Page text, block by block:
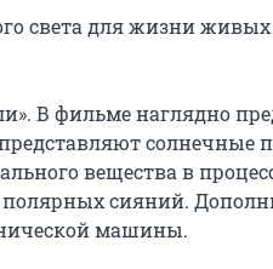
света для жизни
В фильме наглядно
вещества в
сияний.
машины.